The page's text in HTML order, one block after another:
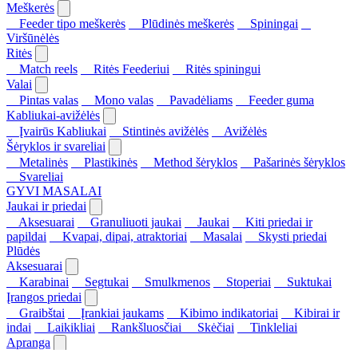
Meškerės
Feeder tipo meškerės
Plūdinės meškerės
Spiningai
Viršūnėlės
Ritės
Match reels
Ritės Feederiui
Ritės spiningui
Valai
Pintas valas
Mono valas Pavadėliams
Feeder guma
Kabliukai-avižėlės
Įvairūs Kabliukai
Stintinės avižėlės
Avižėlės
Šėryklos ir svareliai
Metalinės
Plastikinės Method šėryklos
Pašarinės šėryklos
Svareliai
GYVI MASALAI
Jaukai ir priedai
Aksesuarai
Granuliuoti jaukai Jaukai
Kiti priedai ir
papildai
Kvapai, dipai, atraktoriai Masalai
Skysti priedai
Plūdės
Aksesuarai
Karabinai
Segtukai Smulkmenos Stoperiai
Suktukai
Įrangos priedai
Graibštai
Įrankiai jaukams Kibimo indikatoriai
Kibirai ir
indai
Laikikliai Rankšluosčiai Skėčiai
Tinkleliai
Apranga